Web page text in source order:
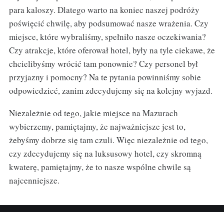
para kaloszy. Dlatego warto na koniec naszej podróży
poświęcić chwilę, aby podsumować nasze wrażenia. Czy
miejsce, które wybraliśmy, spełniło nasze oczekiwania?
Czy atrakcje, które oferował hotel, były na tyle ciekawe, że
chcielibyśmy wrócić tam ponownie? Czy personel był
przyjazny i pomocny? Na te pytania powinniśmy sobie
odpowiedzieć, zanim zdecydujemy się na kolejny wyjazd.
Niezależnie od tego, jakie miejsce na Mazurach
wybierzemy, pamiętajmy, że najważniejsze jest to,
żebyśmy dobrze się tam czuli. Więc niezależnie od tego,
czy zdecydujemy się na luksusowy hotel, czy skromną
kwaterę, pamiętajmy, że to nasze wspólne chwile są
najcenniejsze.